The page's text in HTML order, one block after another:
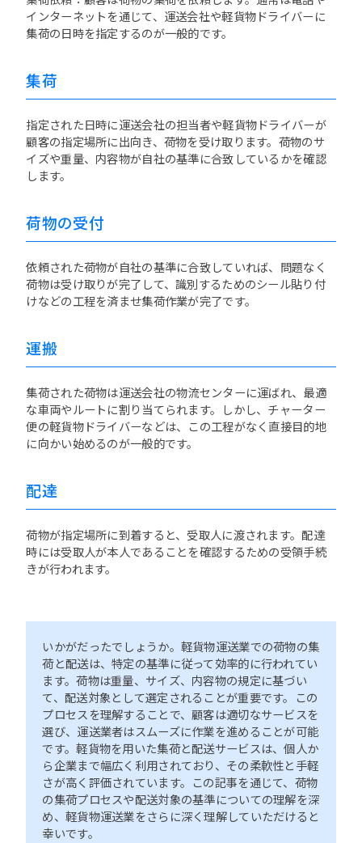
インターネットを通じて、運送会社や軽貨物ドライバーに
集荷の日時を指定するのが一般的です。
集荷
指定された日時に運送会社の担当者や軽貨物ドライバーが
顧客の指定場所に出向き、荷物を受け取ります。荷物のサ
イズや重量、内容物が自社の基準に合致しているかを確認
します。
荷物の受付
依頼された荷物が自社の基準に合致していれば、問題なく
荷物は受け取りが完了して、識別するためのシール貼り付
けなどの工程を済ませ集荷作業が完了です。
運搬
集荷された荷物は運送会社の物流センターに運ばれ、最適
な車両やルートに割り当てられます。しかし、チャーター
便の軽貨物ドライバーなどは、この工程がなく直接目的地
に向かい始めるのが一般的です。
配達
荷物が指定場所に到着すると、受取人に渡されます。配達
時には受取人が本人であることを確認するための受領手続
きが行われます。
いかがだったでしょうか。軽貨物運送業での荷物の集
荷と配送は、特定の基準に従って効率的に行われてい
ます。荷物は重量、サイズ、内容物の規定に基づい
て、配送対象として選定されることが重要です。この
プロセスを理解することで、顧客は適切なサービスを
選び、運送業者はスムーズに作業を進めることが可能
です。軽貨物を用いた集荷と配送サービスは、個人か
ら企業まで幅広く利用されており、その柔軟性と手軽
さが高く評価されています。この記事を通じて、荷物
の集荷プロセスや配送対象の基準についての理解を深
め、軽貨物運送業をさらに深く理解していただけると
幸いです。